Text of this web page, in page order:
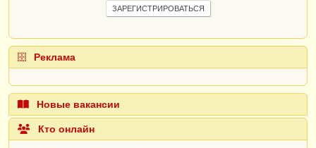
ЗАРЕГИСТРИРОВАТЬСЯ
Реклама
Новые вакансии
Кто онлайн